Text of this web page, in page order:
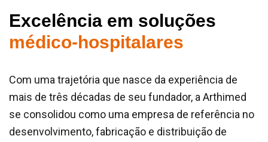
Excelência em soluções
médico-hospitalares
Com uma trajetória que nasce da experiência de
mais de três décadas de seu fundador, a Arthimed
se consolidou como uma empresa de referência no
desenvolvimento, fabricação e distribuição de